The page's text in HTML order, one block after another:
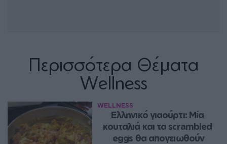
Περισσότερα Θέματα
Wellness
WELLNESS
Ελληνικό γιαούρτι: Μία
κουταλιά και τα scrambled
eggs θα απογειωθούν